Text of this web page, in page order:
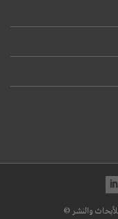
والنشر ©